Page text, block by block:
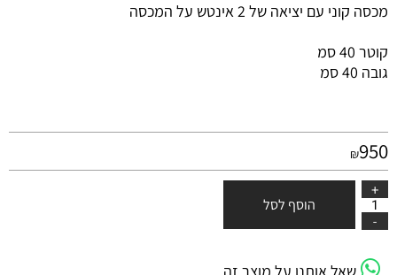
מכסה קוני עם יציאה של 2 אינטש על המכסה
קוטר 40 סמ
גובה 40 סמ
₪950
הוסף לסל